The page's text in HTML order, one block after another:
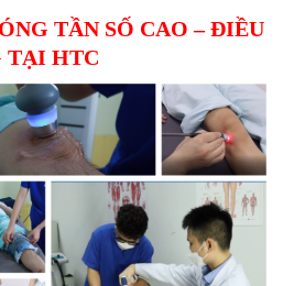
TẦN SỐ CAO – ĐIỀU
TẠI HTC